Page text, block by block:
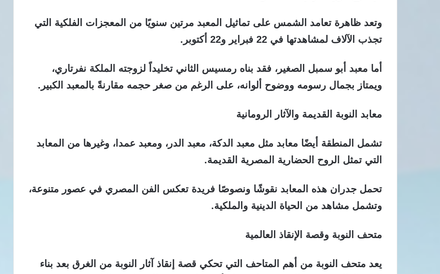
وتعد ظاهرة تعامد الشمس على تماثيل المعبد مرتين سنويًا من المعجزات الفلكية التي
تجذب الآلاف لمشاهدتها في 22 فبراير و22 أكتوبر.
أما معبد أبو سمبل الصغير، فقد بناه رمسيس الثاني تخليداً لزوجته الملكة نفرتاري،
ويمتاز بجمال رسومه ووضوح ألوانه، على الرغم من صغر حجمه مقارنةً بالمعبد الكبير.
معابد النوبة القديمة والآثار الرومانية
تشمل المنطقة أيضًا معابد مثل معبد الدكة، معبد الدر، ومعبد عمدا، وغيرها من المعابد
التي تمثل الروح الحضارية المصرية القديمة.
تحمل جدران هذه المعابد نقوشًا ونصوصًا فريدة تعكس الفن المصري في عصور متنوعة،
وتشمل مشاهد من الحياة الدينية والملكية.
متحف النوبة وقصة الإنقاذ العالمية
يعد متحف النوبة من أهم المتاحف التي تحكي قصة إنقاذ آثار النوبة من الغرق بعد بناء